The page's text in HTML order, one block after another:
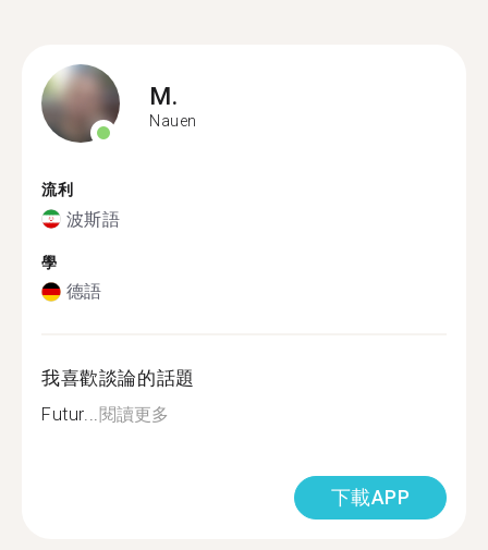
M.
Nauen
流利
波斯語
學
德語
我喜歡談論的話題
Futur...閱讀更多
下載APP